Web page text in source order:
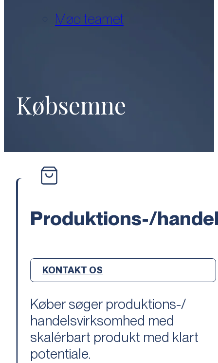
Mød teamet
Købsemne
Produktions-/
KONTAKT OS
Køber søger produktions-/
handelsvirksomhed med
skalérbart produkt med klart
potentiale.